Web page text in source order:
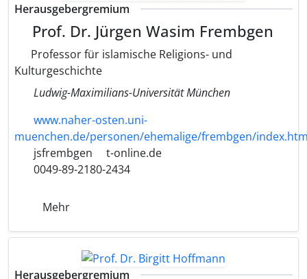
Herausgebergremium
Prof. Dr. Jürgen Wasim Frembgen
Professor für islamische Religions- und
Kulturgeschichte
Ludwig-Maximilians-Universität München
www.naher-osten.uni-
muenchen.de/personen/ehemalige/frembgen/
jsfrembgen
t-online.de
0049-89-2180-2434
Mehr
Herausgebergremium